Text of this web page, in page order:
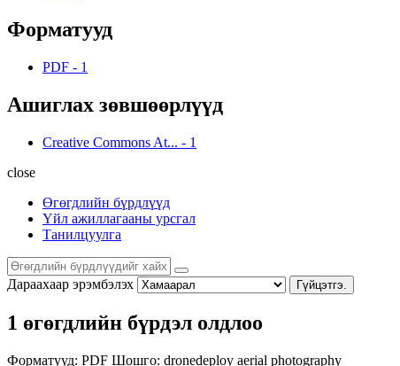
Форматууд
PDF - 1
Ашиглах зөвшөөрлүүд
Creative Commons At... - 1
close
Өгөгдлийн бүрдлүүд
Үйл ажиллагааны урсгал
Танилцуулга
Дараахаар эрэмбэлэх Гүйцэтгэ.
1 өгөгдлийн бүрдэл олдлоо
Форматууд: PDF Шошго: dronedeploy aerial photography